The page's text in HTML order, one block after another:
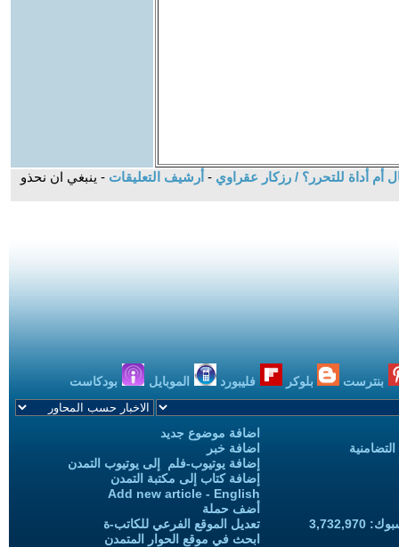
أم أداة للتحرر؟ / رزكار عقراوي - أرشيف التعليقات - ينبغي ان نحذو
بنترست بلوكر فليبورد الموبايل بودكاست
اضافة موضوع جديد
اضافة خبر
إضافة يوتيوب-فلم إلى يوتيوب التمدن
إضافة كتاب إلى مكتبة التمدن
Add new article - English
أضف حملة
تعديل الموقع الفرعي للكاتب-ة
ابحث في موقع الحوار المتمدن